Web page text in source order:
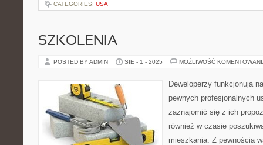
CATEGORIES: USA
SZKOLENIA
POSTED BY ADMIN SIE - 1 - 2025 MOŻLIWOŚĆ
Deweloperzy funkcjonują
pewnych profesjonalnych
zaznajomić się z ich
również w czasie
mieszkania. Z pewnością